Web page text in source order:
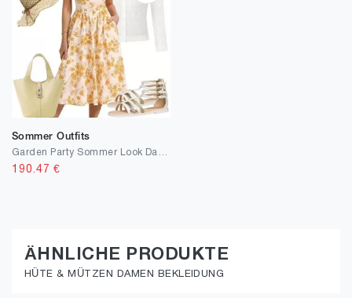
Sommer Outfits
190.47 €
ÄHNLICHE PRODUKTE
HÜTE & MÜTZEN DAMEN BEKLEIDUNG